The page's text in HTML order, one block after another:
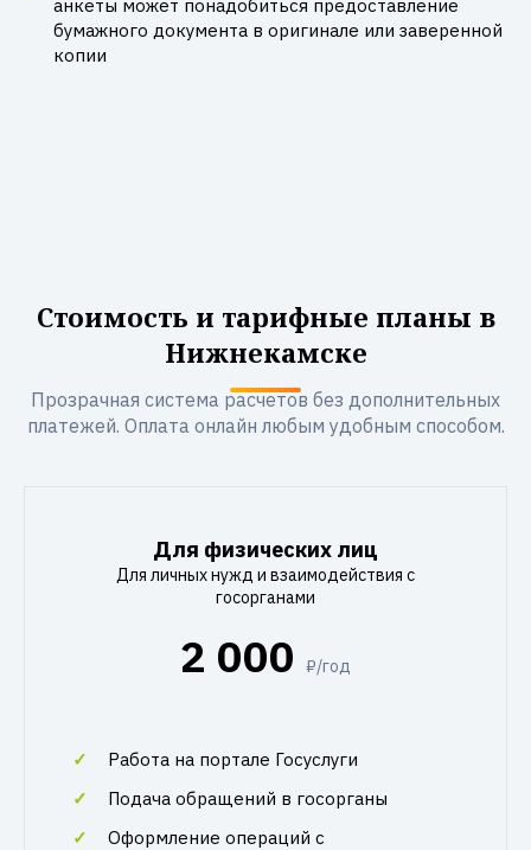
анкеты может понадобиться предоставление
бумажного документа в оригинале или заверенной
копии
Стоимость и тарифные планы в
Нижнекамске
Прозрачная система расчетов без дополнительных
платежей. Оплата онлайн любым удобным способом.
Для физических лиц
Для личных нужд и взаимодействия с
госорганами
2 000 ₽/год
Работа на портале Госуслуги
Подача обращений в госорганы
Оформление операций с